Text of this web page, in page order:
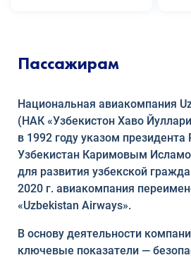
Пассажирам
Национальная авиакомпания
(НАК «Узбекистон Хаво
в 1992 году указом президента
Узбекистан Каримовым
для развития узбекской
2020 г. авиакомпания
«Uzbekistan Airways».
В основу деятельности
ключевые показатели —